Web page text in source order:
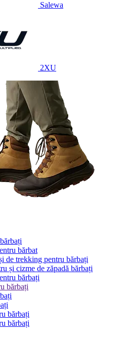
Salewa
2XU
bărbat
de trekking pentru bărbați
și cizme de zăpadă bărbați
bărbați
bărbați
bărbați
bărbați